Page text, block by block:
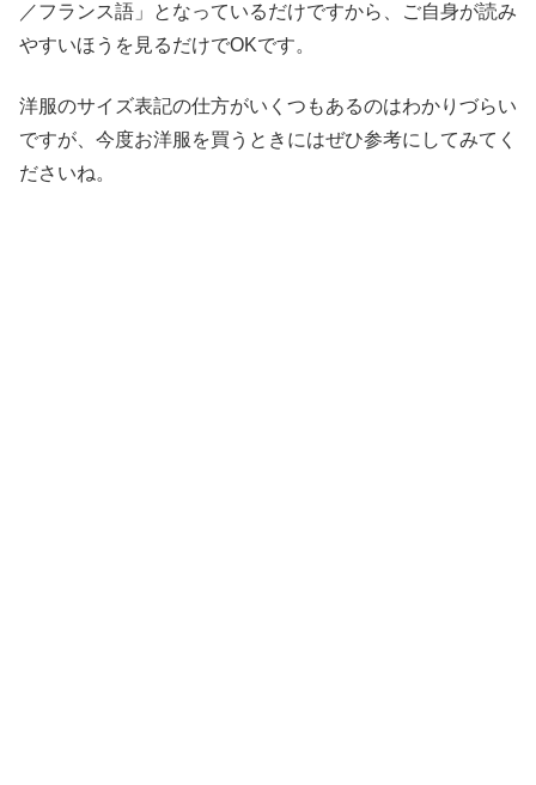
／フランス語」となっているだけですから、ご自身が読み
やすいほうを見るだけでOKです。
洋服のサイズ表記の仕方がいくつもあるのはわかりづらい
ですが、今度お洋服を買うときにはぜひ参考にしてみてく
ださいね。